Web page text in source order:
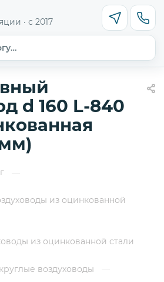
· с 2017
d 160 L-840
—
из оцинкованной
из оцинкованной стали
воздуховоды
—